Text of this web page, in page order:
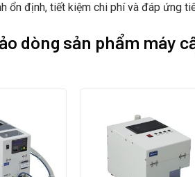
ổn định, tiết kiệm chi phí và đáp ứng
dòng sản phẩm máy